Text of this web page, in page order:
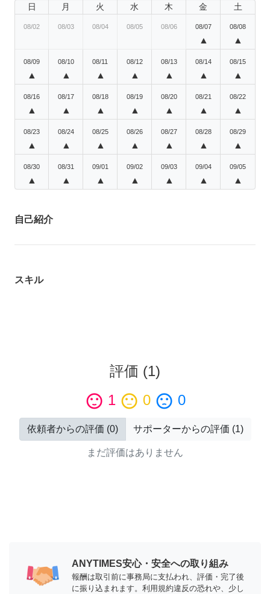
日 月 火 水 木 金 土
08/02 08/03 08/04 08/05 08/06 08/07
▲
08/08
▲
08/09
▲
08/10
▲
08/11
▲
08/12
▲
08/13
▲
08/14
▲
08/15
▲
08/16
▲
08/17
▲
08/18
▲
08/19
▲
08/20
▲
08/21
▲
08/22
▲
08/23
▲
08/24
▲
08/25
▲
08/26
▲
08/27
▲
08/28
▲
08/29
▲
08/30
▲
08/31
▲
09/01
▲
09/02
▲
09/03
▲
09/04
▲
09/05
▲
自己紹介
スキル
評価 (1)
sentiment_satisfied 1 sentiment_neutral 0 sentiment_dissatisfied 0
依頼者からの評価 (0) サポーターからの評価 (1)
まだ評価はありません
ANYTIMES安心・安全への取り組み
報酬は取引前に事務局に支払われ、評価・完了後
に振り込まれます。利用規約違反の恐れや、少し